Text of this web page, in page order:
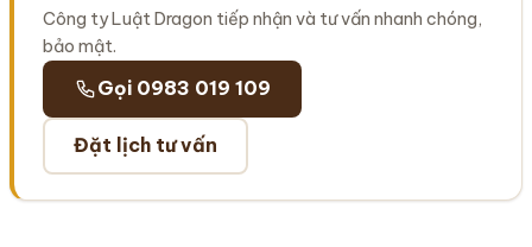
Công ty Luật Dragon tiếp nhận và tư vấn nhanh chóng,
bảo mật.
Gọi 0983 019 109
Đặt lịch tư vấn